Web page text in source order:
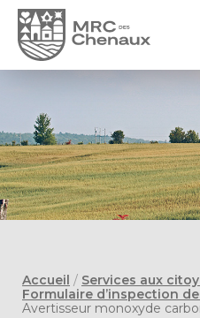
Accueil / Services aux
Formulaire d’inspection
Avertisseur monoxyde